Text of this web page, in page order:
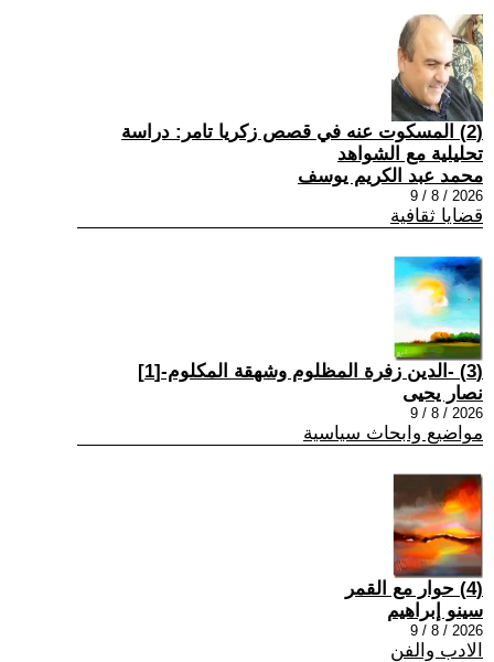
(2) المسكوت عنه في قصص زكريا تامر: دراسة
تحليلية مع الشواهد
محمد عبد الكريم يوسف
2026 / 8 / 9
قضايا ثقافية
(3) -الدين زفرة المظلوم وشهقة المكلوم-[1]
نصار يحيى
2026 / 8 / 9
مواضيع وابحاث سياسية
(4) حوار مع القمر
سينو إبراهيم
2026 / 8 / 9
الادب والفن